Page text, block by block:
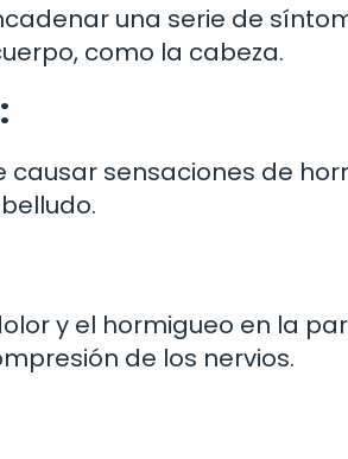
una serie de
como la cabeza.
sensaciones de
y el hormigueo en la
de los nervios.